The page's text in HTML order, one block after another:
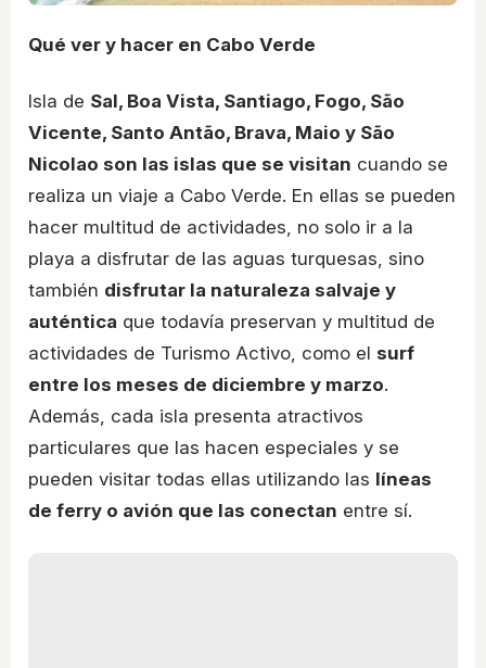
Qué ver y hacer en Cabo Verde
Isla de Sal, Boa Vista, Santiago, Fogo, São
Vicente, Santo Antão, Brava, Maio y São
Nicolao son las islas que se visitan cuando se
realiza un viaje a Cabo Verde. En ellas se pueden
hacer multitud de actividades, no solo ir a la
playa a disfrutar de las aguas turquesas, sino
también disfrutar la naturaleza salvaje y
auténtica que todavía preservan y multitud de
actividades de Turismo Activo, como el surf
entre los meses de diciembre y marzo.
Además, cada isla presenta atractivos
particulares que las hacen especiales y se
pueden visitar todas ellas utilizando las líneas
de ferry o avión que las conectan entre sí.